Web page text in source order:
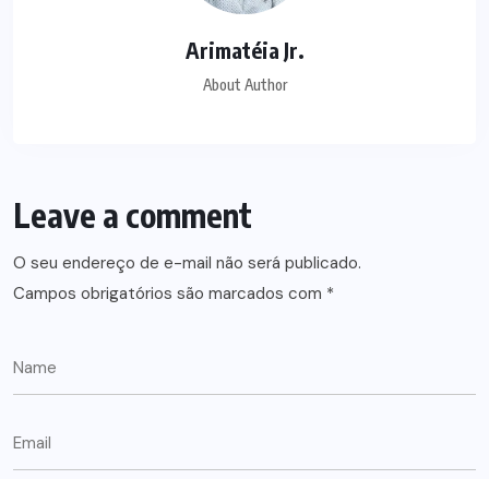
Arimatéia Jr.
About Author
Leave a comment
O seu endereço de e-mail não será publicado.
Campos obrigatórios são marcados com *